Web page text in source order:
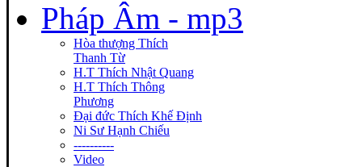
Pháp Âm - mp3
Hòa thượng Thích
Thanh Từ
H.T Thích Nhật Quang
H.T Thích Thông
Phương
Đại đức Thích Khế Định
Ni Sư Hạnh Chiếu
----------
Video